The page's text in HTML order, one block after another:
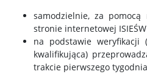
samodzielnie, za pomocą
stronie internetowej
na podstawie weryfikacji
kwalifikująca)
trakcie pierwszego